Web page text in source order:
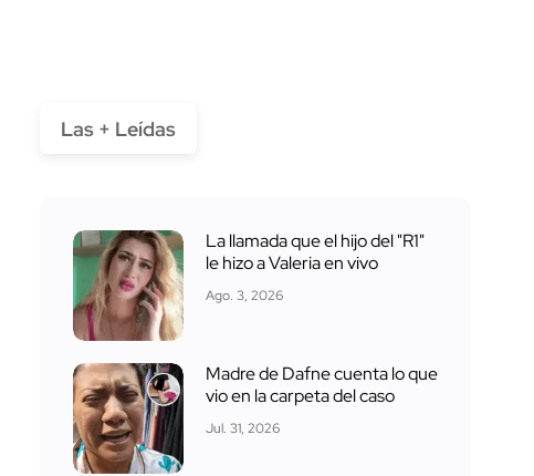
Las + Leídas
La llamada que el hijo del "R1"
le hizo a Valeria en vivo
Ago. 3, 2026
Madre de Dafne cuenta lo que
vio en la carpeta del caso
Jul. 31, 2026